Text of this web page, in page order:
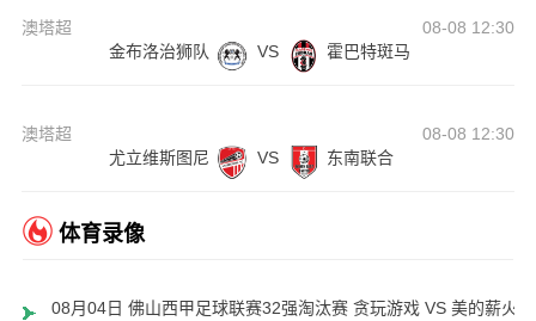
澳塔超
08-08 12:30
金布洛治狮队
VS 霍巴特斑马
澳塔超
08-08 12:30
尤立维斯图尼
VS 东南联合
体育录像
08月04日 佛山西甲足球联赛32强淘汰赛 贪玩游戏 VS 美的薪火